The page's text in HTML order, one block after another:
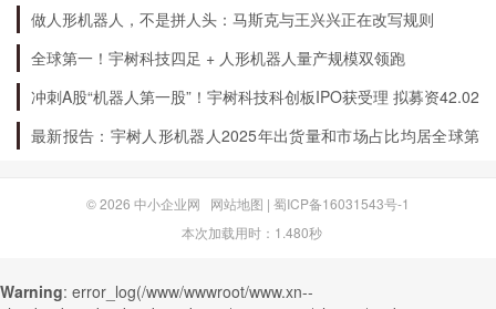
做人形机器人，不是拼人头：马斯克与王兴兴正在改写规则
全球第一！宇树科技四足 + 人形机器人量产规模双领跑
冲刺A股“机器人第一股”！宇树科技科创板IPO获受理 拟募资42.02
亿元
最新报告：宇树人形机器人2025年出货量和市场占比均居全球第
© 2026 中小企业网 网站地图 | 蜀ICP备16031543号-1
本次加载用时：1.480秒
Warning: error_log(/www/wwwroot/www.xn--